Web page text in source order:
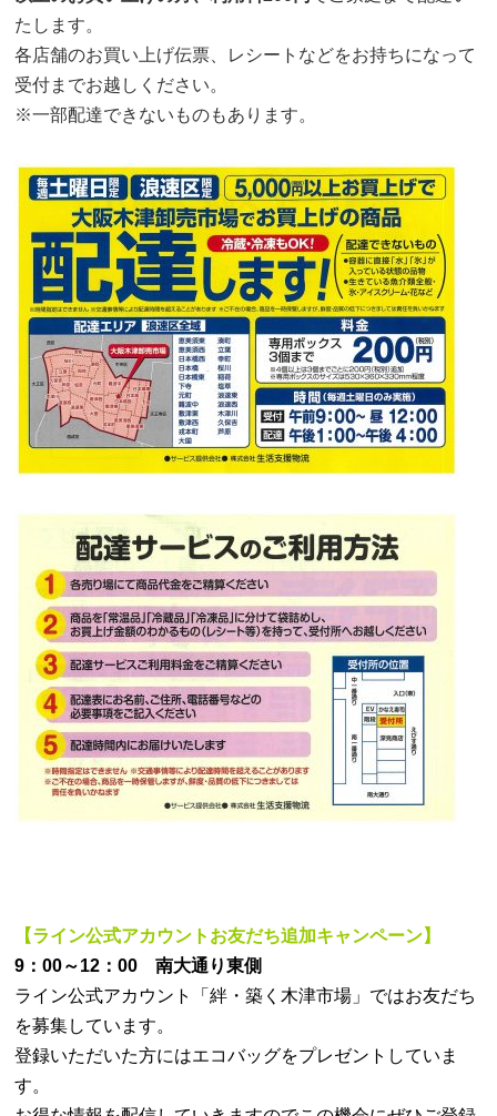
たします。
各店舗のお買い上げ伝票、レシートなどをお持ちになって
受付までお越しください。
※一部配達できないものもあります。
【ライン公式アカウントお友だち追加キャンペーン】
9：00～12：00 南大通り東側
ライン公式アカウント「絆・築く木津市場」ではお友だち
を募集しています。
登録いただいた方にはエコバッグをプレゼントしていま
す。